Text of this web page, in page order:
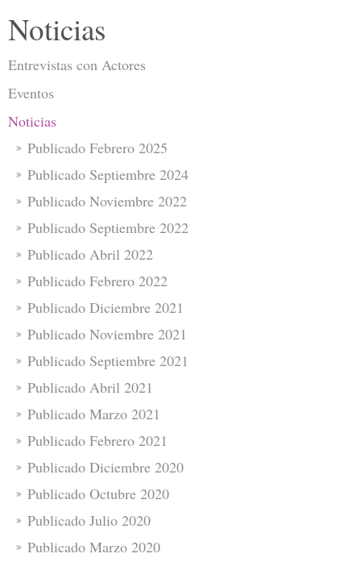
Noticias
Entrevistas con Actores
Eventos
Noticias
Publicado Febrero 2025
Publicado Septiembre 2024
Publicado Noviembre 2022
Publicado Septiembre 2022
Publicado Abril 2022
Publicado Febrero 2022
Publicado Diciembre 2021
Publicado Noviembre 2021
Publicado Septiembre 2021
Publicado Abril 2021
Publicado Marzo 2021
Publicado Febrero 2021
Publicado Diciembre 2020
Publicado Octubre 2020
Publicado Julio 2020
Publicado Marzo 2020